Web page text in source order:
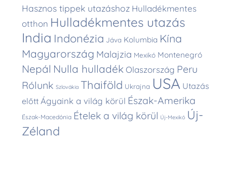
Hasznos tippek utazáshoz Hulladékmentes
otthon Hulladékmentes utazás
India Indonézia Jáva Kolumbia Kína
Magyarország Malajzia Mexikó Montenegró
Nepál Nulla hulladék Olaszország Peru
Rólunk Szlovákia Thaiföld Ukrajna USA Utazás
előtt Ágyaink a világ körül Észak-Amerika
Észak-Macedónia Ételek a világ körül Új-Mexikó Új-
Zéland